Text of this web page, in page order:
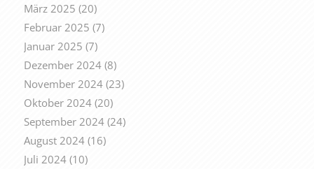
März 2025 (20)
Februar 2025 (7)
Januar 2025 (7)
Dezember 2024(8)
November 2024(23)
Oktober 2024(20)
September 2024(24)
August 2024(16)
Juli 2024(10)